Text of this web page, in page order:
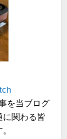
を当ブログ
に関わる皆